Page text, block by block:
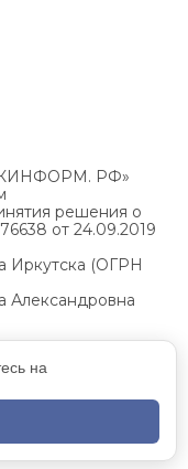
РФ»
решения о
от 24.09.2019
Иркутска (ОГРН
Александровна
на